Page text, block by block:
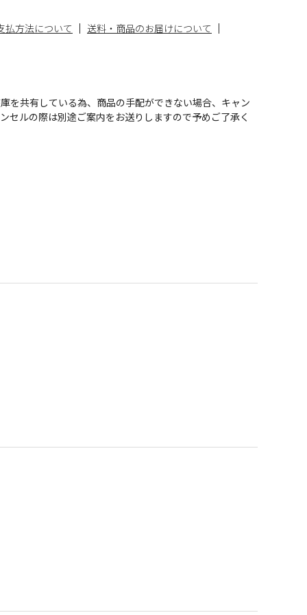
払方法について
送料・商品のお届けについて
を共有している為、商品の手配ができない場合、キャン
セルの際は別途ご案内をお送りしますので予めご了承く